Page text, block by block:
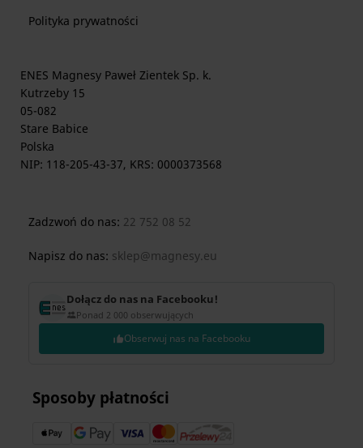
Polityka prywatności
ENES Magnesy Paweł Zientek Sp. k.
Kutrzeby 15
05-082
Stare Babice
Polska
NIP: 118-205-43-37, KRS: 0000373568
Zadzwoń do nas: 22 752 08 52
Napisz do nas: sklep@magnesy.eu
Dołącz do nas na Facebooku!
Ponad 2 000 obserwujących
Obserwuj nas na Facebooku
Sposoby płatności